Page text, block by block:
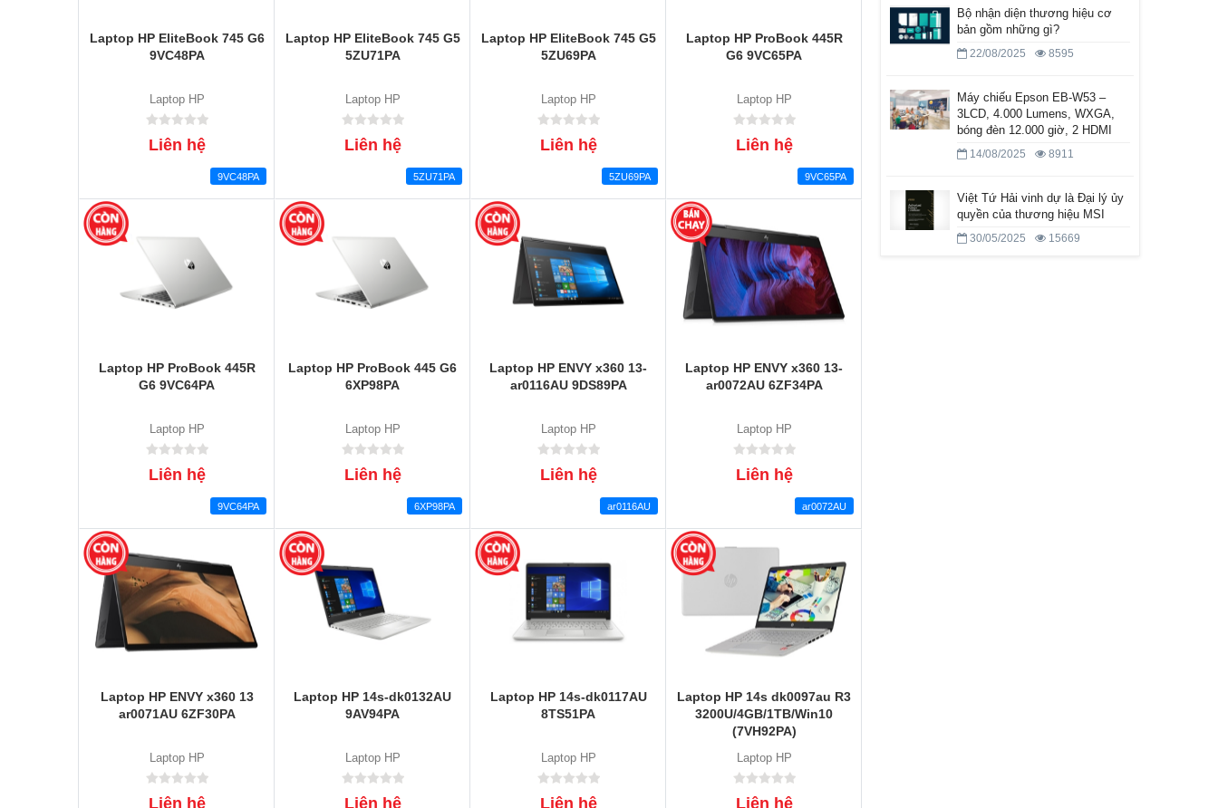
Laptop HP EliteBook 745 G6
9VC48PA
Laptop HP
Liên hệ
9VC48PA
Laptop HP EliteBook 745 G5
5ZU71PA
Laptop HP
Liên hệ
5ZU71PA
Laptop HP EliteBook 745 G5
5ZU69PA
Laptop HP
Liên hệ
5ZU69PA
Laptop HP ProBook 445R
G6 9VC65PA
Laptop HP
Liên hệ
9VC65PA
Laptop HP ProBook 445R
G6 9VC64PA
Laptop HP
Liên hệ
9VC64PA
Laptop HP ProBook 445 G6
6XP98PA
Laptop HP
Liên hệ
6XP98PA
Laptop HP ENVY x360 13-
ar0116AU 9DS89PA
Laptop HP
Liên hệ
ar0116AU
Laptop HP ENVY x360 13-
ar0072AU 6ZF34PA
Laptop HP
Liên hệ
ar0072AU
Laptop HP ENVY x360 13
ar0071AU 6ZF30PA
Laptop HP
Liên hệ
Laptop HP 14s-dk0132AU
9AV94PA
Laptop HP
Liên hệ
Laptop HP 14s-dk0117AU
8TS51PA
Laptop HP
Liên hệ
Laptop HP 14s dk0097au R3
3200U/4GB/1TB/Win10
(7VH92PA)
Laptop HP
Liên hệ
Bộ nhận diện thương hiệu cơ
bản gồm những gì?
22/08/2025 8595
Máy chiếu Epson EB-W53 –
3LCD, 4.000 Lumens, WXGA,
bóng đèn 12.000 giờ, 2 HDMI
14/08/2025 8911
Việt Tứ Hải vinh dự là Đại lý ủy
quyền của thương hiệu MSI
30/05/2025 15669